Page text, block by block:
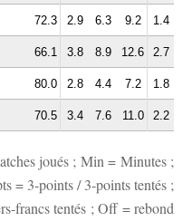
72.3 2.9 6.3 9.2 1.4
66.1 3.8 8.9 12.6 2.7
80.0 2.8 4.4 7.2 1.8
70.5 3.4 7.6 11.0 2.2
joués ; Min = Minutes ;
= 3-points / 3-points tentés ;
francs tentés ; Off = rebond